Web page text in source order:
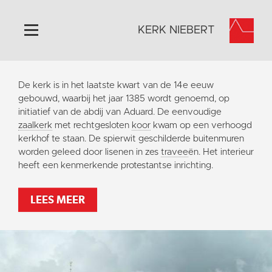
Home
Algemeen
Historie
Omgeving
Activiteiten
Contact
KERK NIEBERT
De kerk is in het laatste kwart van de 14e eeuw
gebouwd, waarbij het jaar 1385 wordt genoemd, op
initiatief van de abdij van Aduard. De eenvoudige
zaalkerk met rechtgesloten koor kwam op een verhoogd
kerkhof te staan. De spierwit geschilderde buitenmuren
worden geleed door lisenen in zes traveeën. Het interieur
heeft een kenmerkende protestantse inrichting.
LEES MEER